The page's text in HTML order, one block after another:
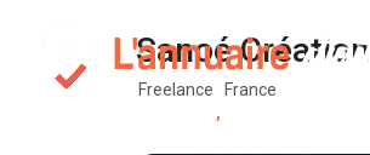
Sanoé Création
Freelance
,
France